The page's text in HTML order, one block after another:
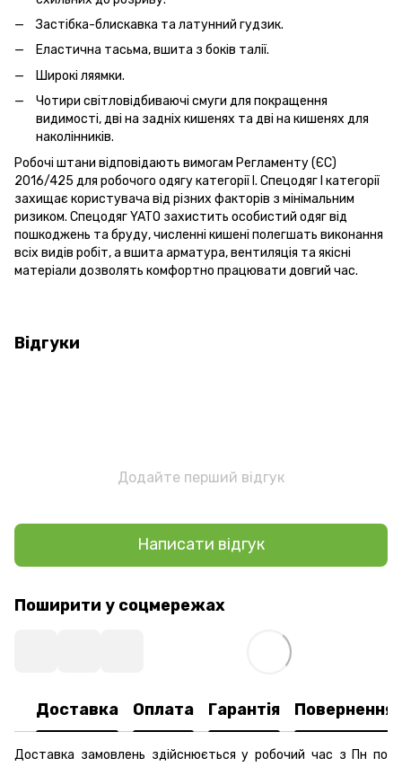
Застібка-блискавка та латунний гудзик.
Еластична тасьма, вшита з боків талії.
Широкі ляямки.
Чотири світловідбиваючі смуги для покращення
видимості, дві на задніх кишенях та дві на кишенях для
наколінників.
Робочі штани відповідають вимогам Регламенту (ЄС)
2016/425 для робочого одягу категорії І. Спецодяг І категорії
захищає користувача від різних факторів з мінімальним
ризиком. Спецодяг YATO захистить особистий одяг від
пошкоджень та бруду, численні кишені полегшать виконання
всіх видів робіт, а вшита арматура, вентиляція та якісні
матеріали дозволять комфортно працювати довгий час.
Відгуки
Додайте перший відгук
Написати відгук
Поширити у соцмережах
Доставка Оплата Гарантія Повернення
Доставка замовлень здійснюється у робочий час з Пн по